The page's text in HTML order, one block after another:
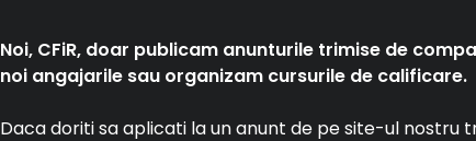
Noi, CFiR, doar publicam anunturile trimise de
noi angajarile sau organizam cursurile de calificare.
Daca doriti sa aplicati la un anunt de pe site-ul nostru